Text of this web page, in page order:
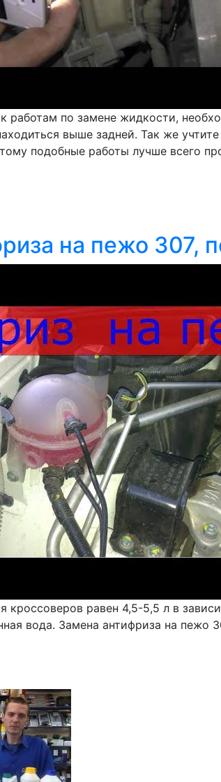
работам по замене жидкости,
выше задней. Так же
подобные работы лучше всего
на пежо 307,
кроссоверов равен 4,5-5,5 л в
вода. Замена антифриза на